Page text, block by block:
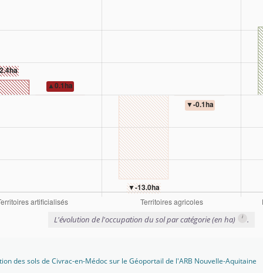
L'évolution de l'occupation du sol par catégorie (en ha) i .
des sols de Civrac-en-Médoc sur le Géoportail de l'ARB Nouvelle-Aquitaine